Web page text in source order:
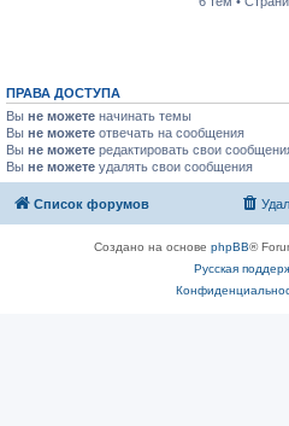
ПРАВА ДОСТУПА
Вы не можете начинать темы
Вы не можете отвечать на сообщения
Вы не можете редактировать свои
Вы не можете удалять свои сообщения
Список форумов
Создано на основе phpBB®
Русская